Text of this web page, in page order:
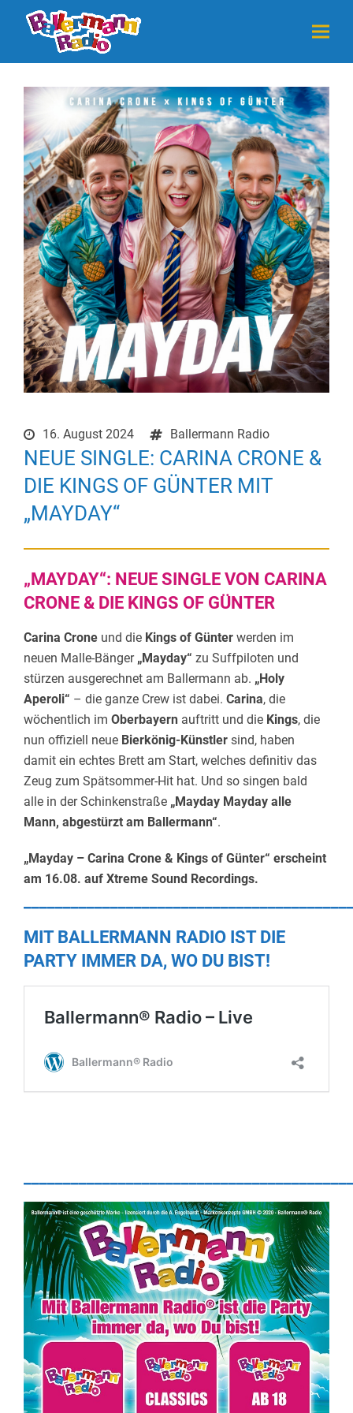
16. August 2024 Ballermann Radio
NEUE SINGLE: CARINA CRONE &
DIE KINGS OF GÜNTER MIT
„MAYDAY“
„MAYDAY“: NEUE SINGLE VON CARINA
CRONE & DIE KINGS OF GÜNTER
Carina Crone und die Kings of Günter werden im
neuen Malle-Bänger „Mayday“ zu Suffpiloten und
stürzen ausgerechnet am Ballermann ab. „Holy
Aperoli“ – die ganze Crew ist dabei. Carina, die
wöchentlich im Oberbayern auftritt und die Kings, die
nun offiziell neue Bierkönig-Künstler sind, haben
damit ein echtes Brett am Start, welches definitiv das
Zeug zum Spätsommer-Hit hat. Und so singen bald
alle in der Schinkenstraße „Mayday Mayday alle
Mann, abgestürzt am Ballermann“.
„Mayday – Carina Crone & Kings of Günter“ erscheint
am 16.08. auf Xtreme Sound Recordings.
MIT BALLERMANN RADIO IST DIE
PARTY IMMER DA, WO DU BIST!